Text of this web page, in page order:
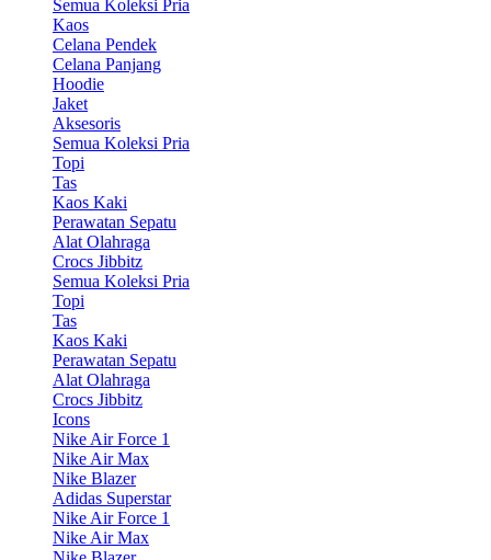
Semua Koleksi Pria
Kaos
Celana Pendek
Celana Panjang
Hoodie
Jaket
Aksesoris
Semua Koleksi Pria
Topi
Tas
Kaos Kaki
Perawatan Sepatu
Alat Olahraga
Crocs Jibbitz
Semua Koleksi Pria
Topi
Tas
Kaos Kaki
Perawatan Sepatu
Alat Olahraga
Crocs Jibbitz
Icons
Nike Air Force 1
Nike Air Max
Nike Blazer
Adidas Superstar
Nike Air Force 1
Nike Air Max